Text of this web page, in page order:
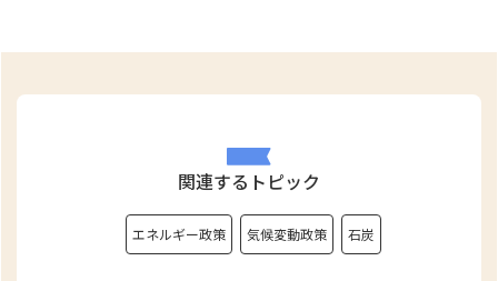
関連するトピック
エネルギー政策 気候変動政策 石炭